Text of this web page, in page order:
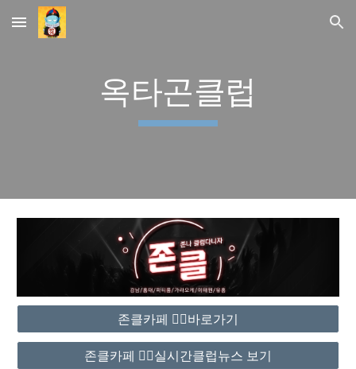
Skip to main content Skip to navigation
옥타곤클럽
존클카페 ❤️‍🔥바로가기
존클카페 ❤️‍🔥실시간클럽뉴스 보기